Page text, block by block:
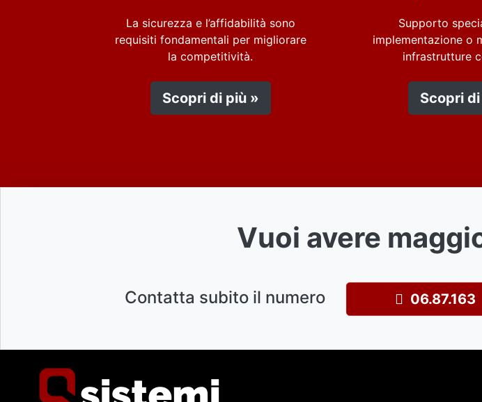
La sicurezza e l’affidabilità sono
requisiti fondamentali per migliorare
la competitività.
Scopri di più »
Supporto
implementazione o
infrastrutture
Scopri
Vuoi avere
Contatta subito il numero 06.87.163